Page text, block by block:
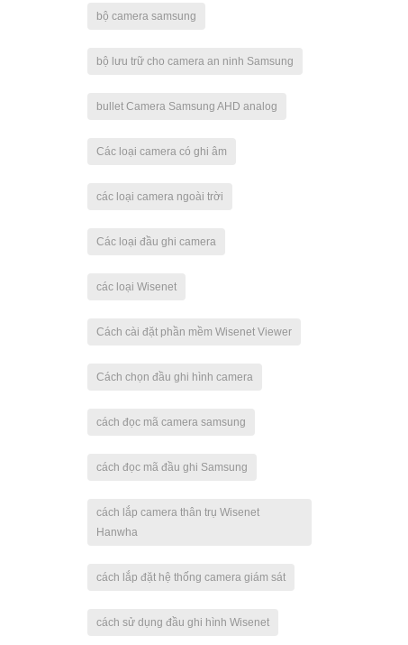
bộ camera samsung
bộ lưu trữ cho camera an ninh Samsung
bullet Camera Samsung AHD analog
Các loại camera có ghi âm
các loại camera ngoài trời
Các loại đầu ghi camera
các loại Wisenet
Cách cài đặt phần mềm Wisenet Viewer
Cách chọn đầu ghi hình camera
cách đọc mã camera samsung
cách đọc mã đầu ghi Samsung
cách lắp camera thân trụ Wisenet
Hanwha
cách lắp đặt hệ thống camera giám sát
cách sử dụng đầu ghi hình Wisenet